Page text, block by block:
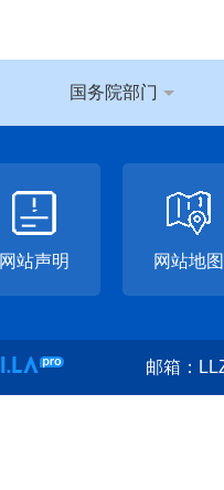
国务院部门
网站声明 网站地图
邮箱：